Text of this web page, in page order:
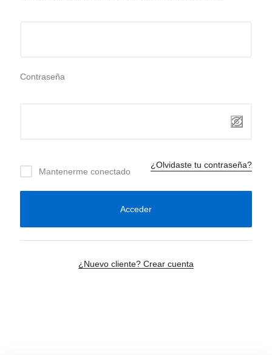
Contraseña
Mantenerme conectado
¿Olvidaste tu contraseña?
Acceder
¿Nuevo cliente? Crear cuenta